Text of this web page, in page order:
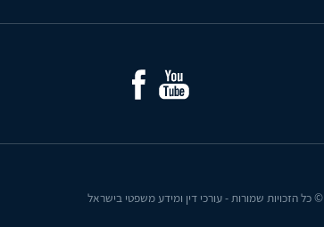
© כל הזכויות שמורות - עורכי דין ומידע משפטי בישראל